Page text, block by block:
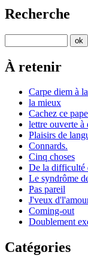
Recherche
À retenir
Carpe diem à
la mieux
Cachez ce
lettre ouverte
Plaisirs de
Connards.
Cinq choses
De la difficulté
Le syndrôme
Pas pareil
J'veux
Coming-out
Doublement
Catégories